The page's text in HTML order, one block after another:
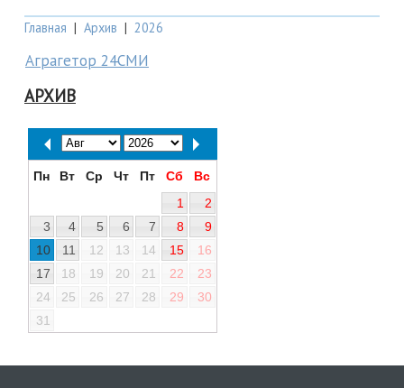
Главная | Архив | 2026
Аграгетор 24СМИ
АРХИВ
Пн Вт Ср Чт Пт Сб
Вс
1
2
3
4 5 6 7 8
9
10
11 12 13 14 15
16
17
18 19 20 21 22
23
24
25 26 27 28 29
30
31